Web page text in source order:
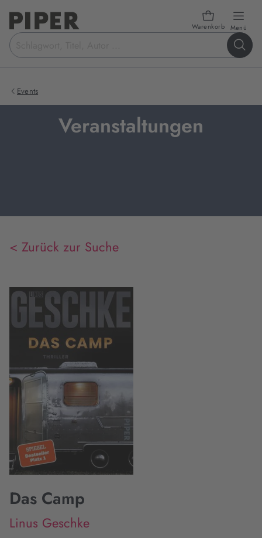
Warenkorb Menü
Suchbegriff
eingeben
Events
Veranstaltungen
< Zurück zur Suche
Das Camp
Linus Geschke